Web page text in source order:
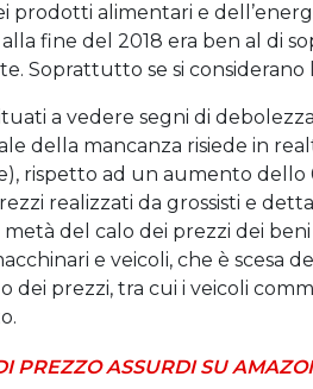
prodotti alimentari e
fine del 2018 era ben al di
Soprattutto se si considerano
a vedere segni di
della mancanza risiede in
rispetto ad un aumento dello
realizzati da grossisti e
metà del calo dei prezzi dei
e veicoli, che è scesa
dei prezzi, tra cui i veicoli
PREZZO ASSURDI SU